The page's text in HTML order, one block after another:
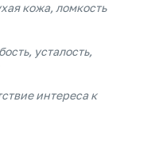
кожа, ломкость
усталость,
интереса к